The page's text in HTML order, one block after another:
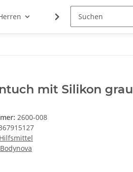
Sale Hersteller
mit Silikon grau
2600-008
Hilfsmittel
Bodynova